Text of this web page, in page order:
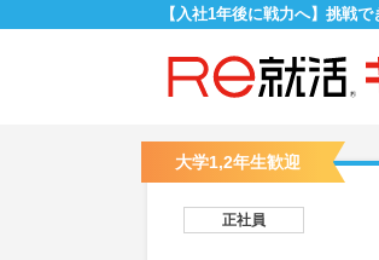
【入社1年後に戦力へ】挑戦
大学1,2年生歓迎
正社員